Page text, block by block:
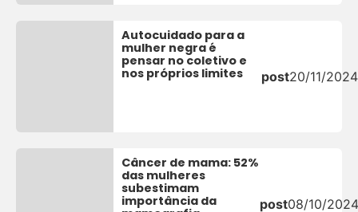
Autocuidado para a
mulher negra é
pensar no coletivo e
nos próprios limites
post20/11/2024
Câncer de mama: 52%
das mulheres
subestimam
importância da
post08/10/